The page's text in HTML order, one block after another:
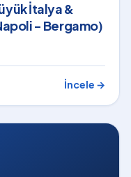
İtalya &
- Bergamo)
İncele →